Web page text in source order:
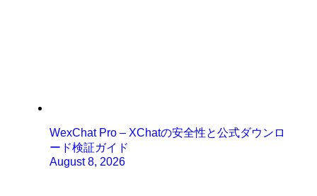
WexChat Pro – XChatの安全性と公式ダウンロ
ード検証ガイド
August 8, 2026